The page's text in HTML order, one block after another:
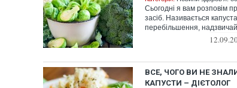
Сьогодні я вам розповім
засіб. Називається
перебільшення,
ВСЕ, ЧОГО ВИ НЕ
КАПУСТИ – ДІЄТОЛОГ